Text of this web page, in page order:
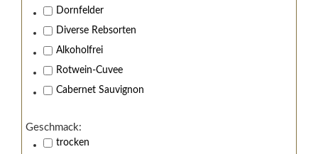
Dornfelder
Diverse Rebsorten
Alkoholfrei
Rotwein-Cuvee
Cabernet Sauvignon
Geschmack:
trocken